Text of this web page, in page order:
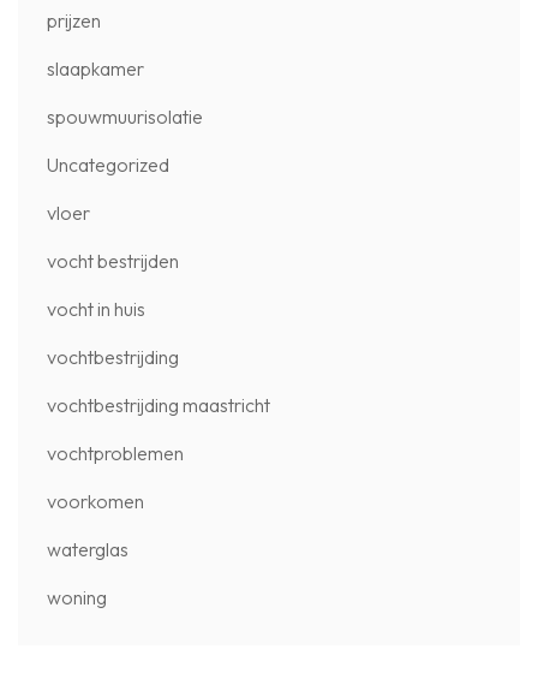
prijzen
slaapkamer
spouwmuurisolatie
Uncategorized
vloer
vocht bestrijden
vocht in huis
vochtbestrijding
vochtbestrijding maastricht
vochtproblemen
voorkomen
waterglas
woning